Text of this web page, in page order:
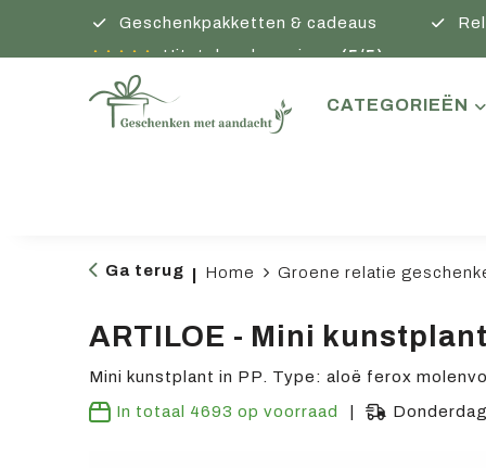
Geschenkpakketten & cadeaus
Uitstekende reviews(5/5)
CATEGORIEËN
Ga terug Home Groene relatie
ARTILOE - Mini kunstplant
Mini kunstplant in PP. Type: aloë ferox
In totaal 4693 op voorraad